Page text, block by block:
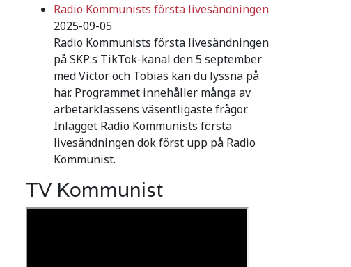
Radio Kommunists första livesändningen
2025-09-05
Radio Kommunists första livesändningen
på SKP:s TikTok-kanal den 5 september
med Victor och Tobias kan du lyssna på
här. Programmet innehåller många av
arbetarklassens väsentligaste frågor.
Inlägget Radio Kommunists första
livesändningen dök först upp på Radio
Kommunist.
TV Kommunist